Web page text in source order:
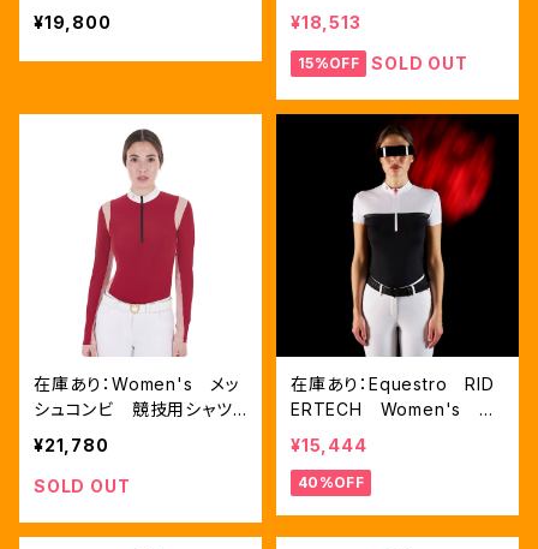
リーツ競技用シャツ ベー
ジュ、薄ピンク 、ネイビー ３
色（ETW00034）
¥19,800
ャツ Mサイズのみ（ETW0
0221）
¥18,513
15%OFF SOLD OUT
在庫あり：Women's メッ
シュコンビ 競技用シャツ
（ETW00191）
¥21,780
SOLD OUT
在庫あり：Equestro RID
ERTECH Women's メ
ッシュコンビ競技用シャツ
S、M、Lサイズ（ETW0017
2）
¥15,444
40%OFF